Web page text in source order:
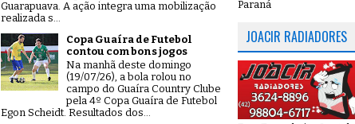
Guarapuava. A ação integra uma mobilização
realizada s...
Copa Guaíra de Futebol
contou com bons jogos
Na manhã deste domingo
(19/07/26), a bola rolou no
campo do Guaíra Country Clube
pela 4º Copa Guaíra de Futebol
Egon Scheidt. Resultados dos...
Paraná
JOACIR RADIADORES